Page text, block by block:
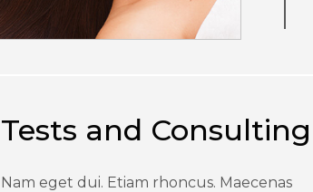
Tests and Consulting
Nam eget dui. Etiam rhoncus. Maecenas